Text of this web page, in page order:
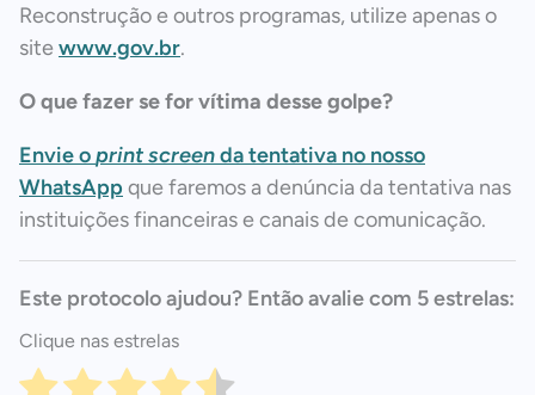
Reconstrução e outros programas, utilize apenas o
site www.gov.br.
O que fazer se for vítima desse golpe?
Envie oprint screenda tentativa no nosso
WhatsApp que faremos a denúncia da tentativa nas
instituições financeiras e canais de comunicação.
Este protocolo ajudou? Então avalie com 5 estrelas:
Clique nas estrelas